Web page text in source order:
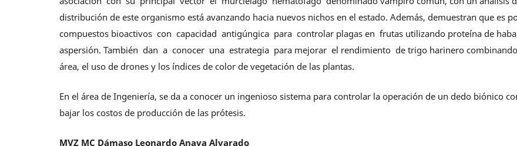
distribución de este organismo está avanzando hacia nuevos nichos en el estado. Además, demuestran que es
compuestos bioactivos con capacidad antigúngica para controlar plagas en frutas utilizando proteína de
aspersión. También dan a conocer una estrategia para mejorar el rendimiento de trigo harinero
área, el uso de drones y los índices de color de vegetación de las plantas.
En el área de Ingeniería, se da a conocer un ingenioso sistema para controlar la operación de un dedo biónico
bajar los costos de producción de las prótesis.
MVZ MC Dámaso Leonardo Anaya Alvarado